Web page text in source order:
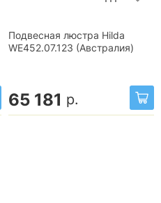
Подвесная люстра Hilda
WE452.07.123 (Австралия)
65 181 р.